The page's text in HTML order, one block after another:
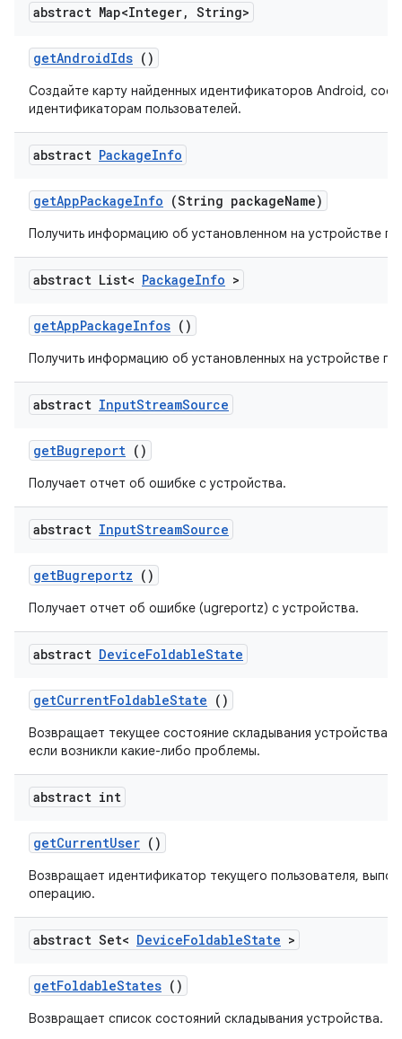
abstract Map<Integer, String>
getAndroidIds ()
Создайте карту найденных идентификаторов Android,
идентификаторам пользователей.
abstract PackageInfo
getAppPackageInfo (String packageName)
Получить информацию об установленном на устройстве
abstract List< PackageInfo >
getAppPackageInfos ()
Получить информацию об установленных на устройстве
abstract InputStreamSource
getBugreport ()
Получает отчет об ошибке с устройства.
abstract InputStreamSource
getBugreportz ()
Получает отчет об ошибке (ugreportz) с устройства.
abstract DeviceFoldableState
getCurrentFoldableState ()
Возвращает текущее состояние складывания устройства
если возникли какие-либо проблемы.
abstract int
getCurrentUser ()
Возвращает идентификатор текущего пользователя,
операцию.
abstract Set< DeviceFoldableState >
getFoldableStates ()
Возвращает список состояний складывания устройства.